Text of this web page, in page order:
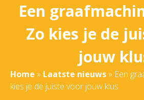
Een
Zo kies je de
jouw
Home » Laatste nieuws » Een
kies je de juiste voor jouw klus